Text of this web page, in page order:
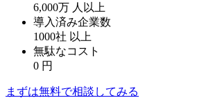
6,000万 人以上
導入済み企業数
1000社 以上
無駄なコスト
0 円
まずは無料で相談してみる